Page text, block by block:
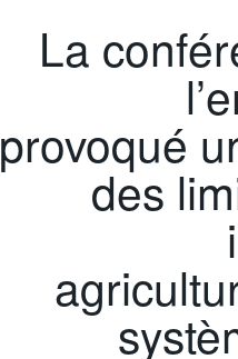
La
provoqué
des